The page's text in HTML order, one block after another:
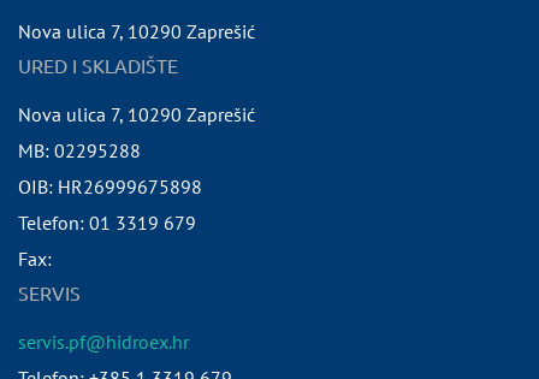
Nova ulica 7, 10290 Zaprešić
URED I SKLADIŠTE
Nova ulica 7, 10290 Zaprešić
MB: 02295288
OIB: HR26999675898
Telefon: 01 3319 679
Fax:
SERVIS
servis.pf@hidroex.hr